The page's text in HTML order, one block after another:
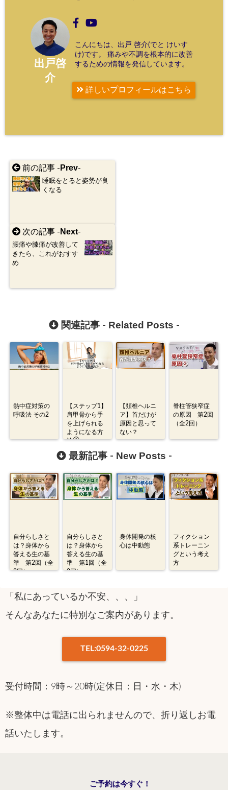
出戸啓
介
こんにちは、出戸 啓介(でと けいす
け)です。 痛みや不調を根本的に改善
するための情報を発信しています。
詳しいプロフィールはこちら
前の記事 - Prev-
睡眠をとると姿勢が良
くなる
次の記事 - Next-
腰痛や膝痛が改善して
きたら、これがおすす
め
関連記事 - Related Posts -
熱中症対策の
呼吸法 その2
【ステップ1】
肩甲骨から手
を上げられる
ようになる方
法①
【頚椎ヘルニ
ア】首だけが
原因と思って
ない？
脊柱管狭窄症
の原因 第2回
（全2回）
最新記事 - New Posts -
自分らしさと
は？身体から
答える生の基
準 第2回（全
2回）
自分らしさと
は？身体から
答える生の基
準 第1回（全
2回）
身体開発の核
心は中動態
フィクション
系トレーニン
グという考え
方
「私にあっているか不安、、、」
そんなあなたに特別なご案内があります。
TEL:0594-32-0225
受付時間：9時～20時(定休日：日・水・木)
※整体中は電話に出られませんので、折り返しお電
話いたします。
ご予約は今すぐ！